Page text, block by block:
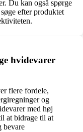
Du kan også spørge
efter produktet
hvidevarer
flere fordele,
og
med høj
at bidrage til at
bevare